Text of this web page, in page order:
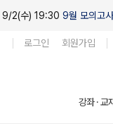
9/2(수) 19:30 9월 모의고
로그인 회원가입
강좌 · 교